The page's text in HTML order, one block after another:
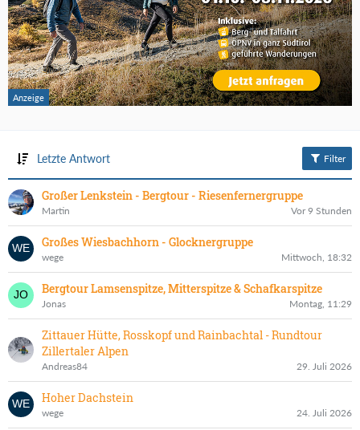
Letzte Antwort Filter
Großer Lenkstein - Bergtour - Riesenfernergruppe
Martin Vor 9 Stunden
Großes Wiesbachhorn - Glocknergruppe
wege Mittwoch, 18:32
Bergtour Lamsenspitze, Mitterspitze & Schafkarspitze
Jonas Montag, 11:29
Zittauer Hütte, Rosskopf und Rainbachtal - Rundtour
Zillertaler Alpen
Andreas84 29. Juli 2026
Hoher Dachstein
wege 24. Juli 2026